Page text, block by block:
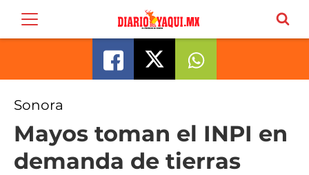
Sonora
Mayos toman el INPI en
demanda de tierras